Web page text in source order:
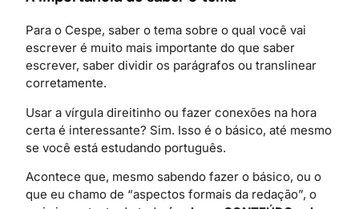
Para o Cespe, saber o tema sobre o qual você vai
escrever é muito mais importante do que saber
escrever, saber dividir os parágrafos ou translinear
corretamente.
Usar a vírgula direitinho ou fazer conexões na hora
certa é interessante? Sim. Isso é o básico, até mesmo
se você está estudando português.
Acontece que, mesmo sabendo fazer o básico, ou o
que eu chamo de “aspectos formais da redação”, o